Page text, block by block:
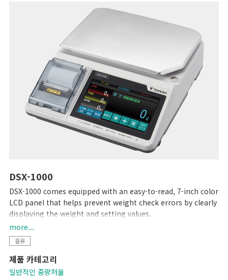
DSX-1000
DSX-1000 comes equipped with an easy-to-read, 7-inch color
LCD panel that helps prevent weight check errors by clearly
displaying the weight and setting values.
The scale automatically checks the weight against preset
upper and lower limits and notifies the user that the weight
is LOW, OK, or HIGH with indicator lights and a built-in
audible alarm.
Its full-featured printing functionality (for built-in printer
more...
물류
제품 카테고리
일반적인 중량저울